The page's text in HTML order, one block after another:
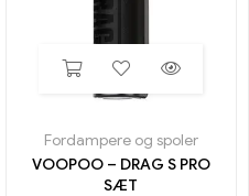
Fordampere og spoler
VOOPOO – DRAG S PRO
SÆT